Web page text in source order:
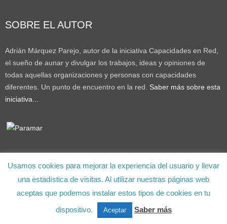
SOBRE EL AUTOR
Adrián Márquez Parejo, autor de la iniciativa Capacidades en Red,
el sueño de aunar y divulgar los trabajos, ideas y opiniones de
todas aquellas organizaciones y personas con capacidades
diferentes. Un punto de encuentro en la red. Saber más sobre esta
iniciativa...
Copyright © 2023. Capacidades en Red de Adrián Márquez.
Usamos cookies para mejorar la experiencia del usuario y llevar
una estadística de visitas. Al utilizar nuestras páginas web
aceptas que podemos instalar estos tipos de cookies en tu
dispositivo.
Aceptar Saber más